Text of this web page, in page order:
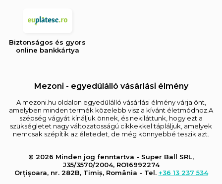
Biztonságos és gyors
online bankkártya
Mezoni - egyedülálló vásárlási élmény
A mezoni.hu oldalon egyedülálló vásárlási élmény várja önt,
amelyben minden termék közelebb visz a kívánt életmódhoz.A
szépség vágyát kínáljuk önnek, és nekiláttunk, hogy ezt a
szükségletet nagy változatosságú cikkekkel tápláljuk, amelyek
nemcsak szépítik az életedet, de még könnyebbé teszik azt.
© 2026 Minden jog fenntartva - Super Ball SRL,
J35/3570/2004, RO16992274
Orțișoara, nr. 282B, Timiș, România - Tel. +36 13 237 534